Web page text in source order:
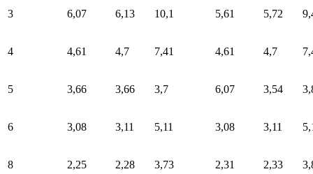
3 6,07 6,13 10,1 5,61 5,72
4 4,61 4,7 7,41 4,61 4,7
5 3,66 3,66 3,7 6,07 3,54
6 3,08 3,11 5,11 3,08 3,11
8 2,25 2,28 3,73 2,31 2,33